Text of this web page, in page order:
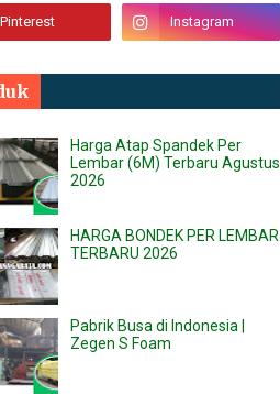
Harga Atap Spandek Per
Lembar (6M) Terbaru Agustus
2026
HARGA BONDEK PER LEMBAR
TERBARU 2026
Pabrik Busa di Indonesia |
Zegen S Foam